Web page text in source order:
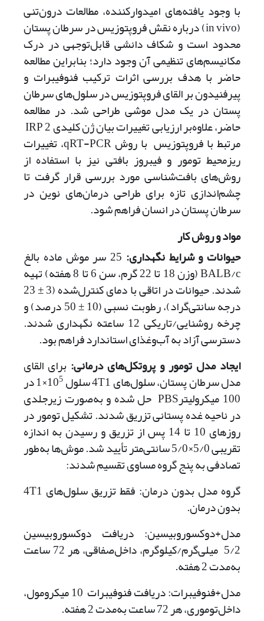
با وجود یافته‌های امیدوارکننده، مطالعات درون‌تنی
(in vivo) درباره نقش فروپتوزیس در سرطان پستان
محدود است و شکاف دانشی قابل‌توجهی در درک
مکانیسم‌های تنظیمی آن وجود دارد‌؛ بنابراین مطالعه
حاضر با هدف بررسی اثرات ترکیب فنوفیبرات و
پیرفنیدون بر القای فروپتوزیس در سلول‌های سرطان
پستان در یک مدل موشی طراحی شد. در مطالعه
حاضر، علاوه‌بر ارزیابی تغییرات بیان ژن کلیدی 2 IRP
مرتبط با فروپتوزیس با روش qRT-PCR، تغییرات
ریزمحیط تومور و فیبروز بافتی نیز با استفاده از
روش‌های بافت‌شناسی مورد بررسی قرار گرفت تا
چشم‌اندازی تازه برای طراحی درمان‌های نوین در
سرطان پستان در انسان فراهم شود.
مواد و روش ‌کار
حیوانات و شرایط نگهداری:
25 سر موش ماده بالغ
BALB/c (وزن 18 تا 22 گرم، سن 6 تا 8 هفته) تهیه
شدند. حیوانات در اتاقی با دمای کنترل‌شده (3 ± 23
درجه سانتی‌گراد)، رطوبت نسبی (10 ± 50 درصد) و
چرخه روشنایی/تاریکی 12 ساعته نگهداری شدند.
دسترسی آزاد به آب‌و‌غذای استاندارد فراهم بود.
ایجاد مدل تومور و پروتکل‌های درمانی‌: برای القای
مدل سرطان پستان، سلول‌های 4T1 سلول 10 5 ‌‌×‌1 در
100 میکرولیترPBS حل شده و به‌‌صورت زیرجلدی
در ناحیه غده پستانی تزریق شدند. تشکیل تومور در
روزهای 10 تا 14 پس از تزریق و رسیدن به اندازه
تقریبی 5/0×5/0 سانتی‌متر تأیید شد. موش‌ها به‌طور
تصادفی به پنج گروه مساوی تقسیم شدند:
گروه مدل بدون درمان: فقط تزریق سلول‌های 4T1
بدون درمان.
مدل+دوکسوروبیسین: دریافت دوکسوروبیسین
5/2 میلی‌گرم/کیلوگرم‌، داخل‌صفاقی، هر 72 ساعت
به‌مدت 2 هفته.
مدل+فنوفیبرات‌‌: دریافت فنوفیبرات 10 میکرومول،
داخل‌توموری، هر 72 ساعت به‌‌مدت 2 هفته.